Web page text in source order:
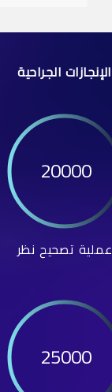
الإنجازات الجراحية
20000
عملية تصحيح نظر
25000